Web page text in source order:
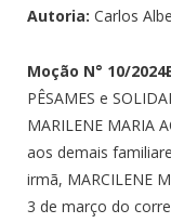
Autoria: Carlos
Moção N° 10/2024
PÊSAMES e
MARILENE MARIA
aos demais
irmã, MARCILENE
3 de março do